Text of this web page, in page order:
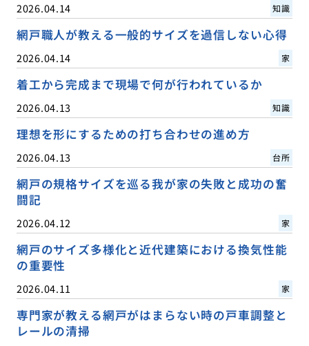
2026.04.14 知識
網戸職人が教える一般的サイズを過信しない心得
2026.04.14 家
着工から完成まで現場で何が行われているか
2026.04.13 知識
理想を形にするための打ち合わせの進め方
2026.04.13 台所
網戸の規格サイズを巡る我が家の失敗と成功の奮
闘記
2026.04.12 家
網戸のサイズ多様化と近代建築における換気性能
の重要性
2026.04.11 家
専門家が教える網戸がはまらない時の戸車調整と
レールの清掃